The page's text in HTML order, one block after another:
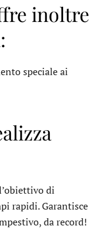
inoltre
speciale ai
di
rapidi. Garantisce
da record!